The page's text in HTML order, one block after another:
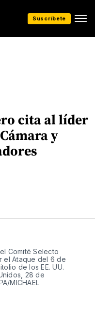
Suscríbete
cita al líder
y
Comité Selecto
el Ataque del 6 de
de los EE. UU.
28 de
MICHAEL